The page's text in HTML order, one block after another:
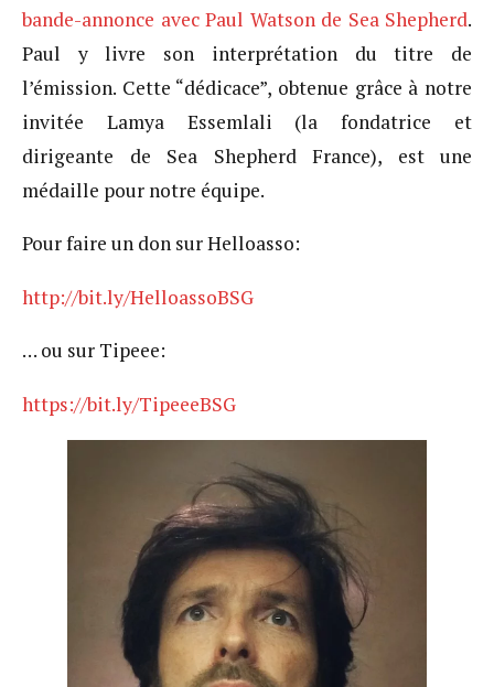
bande-annonce avec Paul Watson de Sea Shepherd.
Paul y livre son interprétation du titre de
l’émission. Cette “dédicace”, obtenue grâce à notre
invitée Lamya Essemlali (la fondatrice et
dirigeante de Sea Shepherd France), est une
médaille pour notre équipe.
Pour faire un don sur Helloasso:
http://bit.ly/HelloassoBSG
… ou sur Tipeee:
https://bit.ly/TipeeeBSG